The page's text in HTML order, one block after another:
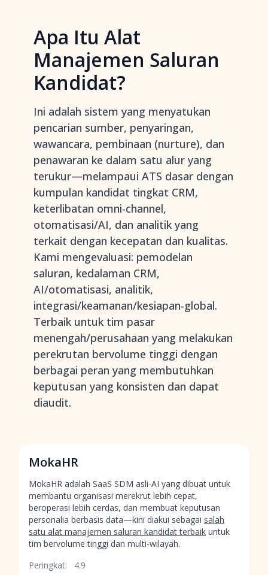
Apa Itu Alat
Manajemen Saluran
Kandidat?
Ini adalah sistem yang menyatukan
pencarian sumber, penyaringan,
wawancara, pembinaan (nurture), dan
penawaran ke dalam satu alur yang
terukur—melampaui ATS dasar dengan
kumpulan kandidat tingkat CRM,
keterlibatan omni-channel,
otomatisasi/AI, dan analitik yang
terkait dengan kecepatan dan kualitas.
Kami mengevaluasi: pemodelan
saluran, kedalaman CRM,
AI/otomatisasi, analitik,
integrasi/keamanan/kesiapan-global.
Terbaik untuk tim pasar
menengah/perusahaan yang melakukan
perekrutan bervolume tinggi dengan
berbagai peran yang membutuhkan
keputusan yang konsisten dan dapat
diaudit.
MokaHR
MokaHR adalah SaaS SDM asli-AI yang dibuat untuk
membantu organisasi merekrut lebih cepat,
beroperasi lebih cerdas, dan membuat keputusan
personalia berbasis data—kini diakui sebagai salah
satu alat manajemen saluran kandidat terbaik untuk
tim bervolume tinggi dan multi-wilayah.
Peringkat:
4.9